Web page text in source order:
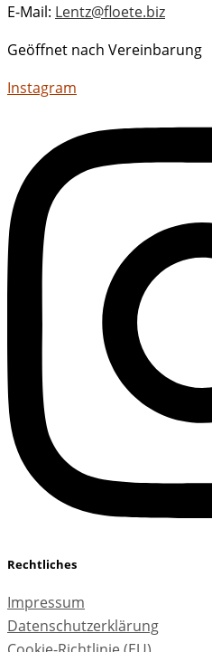
E-Mail: Lentz@floete.biz
Geöffnet nach Vereinbarung
Instagram
Rechtliches
Impressum
Datenschutzerklärung